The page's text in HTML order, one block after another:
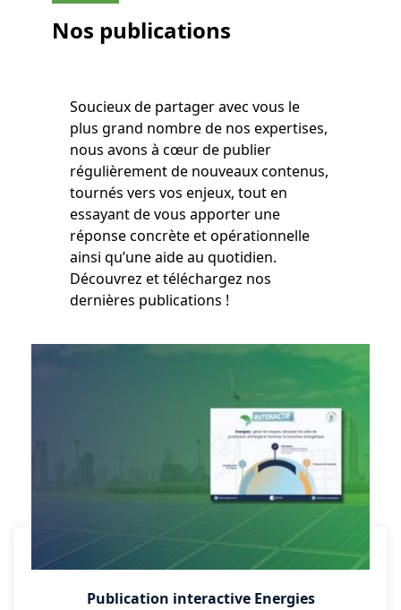
Nos publications
Soucieux de partager avec vous le
plus grand nombre de nos expertises,
nous avons à cœur de publier
régulièrement de nouveaux contenus,
tournés vers vos enjeux, tout en
essayant de vous apporter une
réponse concrète et opérationnelle
ainsi qu’une aide au quotidien.
Découvrez et téléchargez nos
dernières publications !
Publication interactive Energies